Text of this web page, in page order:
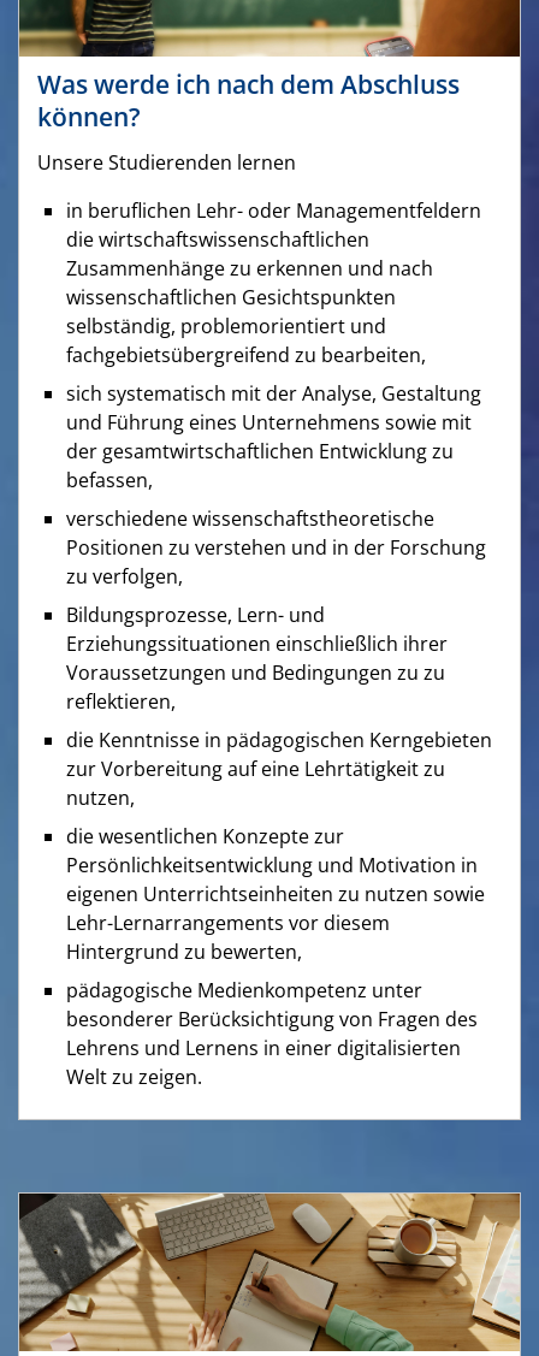
Was werde ich nach dem Abschluss
können?
Unsere Studierenden lernen
in beruflichen Lehr- oder Managementfeldern
die wirtschaftswissenschaftlichen
Zusammenhänge zu erkennen und nach
wissenschaftlichen Gesichtspunkten
selbständig, problemorientiert und
fachgebietsübergreifend zu bearbeiten,
sich systematisch mit der Analyse, Gestaltung
und Führung eines Unternehmens sowie mit
der gesamtwirtschaftlichen Entwicklung zu
befassen,
verschiedene wissenschaftstheoretische
Positionen zu verstehen und in der Forschung
zu verfolgen,
Bildungsprozesse, Lern- und
Erziehungssituationen einschließlich ihrer
Voraussetzungen und Bedingungen zu zu
reflektieren,
die Kenntnisse in pädagogischen Kerngebieten
zur Vorbereitung auf eine Lehrtätigkeit zu
nutzen,
die wesentlichen Konzepte zur
Persönlichkeitsentwicklung und Motivation in
eigenen Unterrichtseinheiten zu nutzen sowie
Lehr-Lernarrangements vor diesem
Hintergrund zu bewerten,
pädagogische Medienkompetenz unter
besonderer Berücksichtigung von Fragen des
Lehrens und Lernens in einer digitalisierten
Welt zu zeigen.